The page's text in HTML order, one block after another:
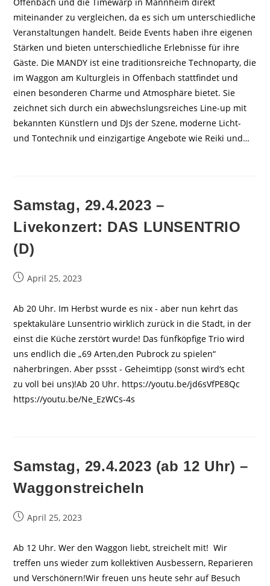
miteinander zu vergleichen, da es sich um unterschiedliche
Veranstaltungen handelt. Beide Events haben ihre eigenen
Stärken und bieten unterschiedliche Erlebnisse für ihre
Gäste. Die MANDY ist eine traditionsreiche Technoparty, die
im Waggon am Kulturgleis in Offenbach stattfindet und
einen besonderen Charme und Atmosphäre bietet. Sie
zeichnet sich durch ein abwechslungsreiches Line-up mit
bekannten Künstlern und DJs der Szene, moderne Licht-
und Tontechnik und einzigartige Angebote wie Reiki und…
Samstag, 29.4.2023 –
Livekonzert: DAS LUNSENTRIO
(D)
BeitragApril 25, 2023
Ab 20 Uhr. Im Herbst wurde es nix - aber nun kehrt das
spektakuläre Lunsentrio wirklich zurück in die Stadt, in der
einst die Küche zerstört wurde! Das fünfköpfige Trio wird
uns endlich die „69 Arten,den Pubrock zu spielen“
näherbringen. Aber pssst - Geheimtipp (sonst wird‘s echt
zu voll bei uns)!Ab 20 Uhr. https://youtu.be/jd6sVfPE8Qc
https://youtu.be/Ne_EzWCs-4s
Samstag, 29.4.2023 (ab 12 Uhr) –
Waggonstreicheln
BeitragApril 25, 2023
Ab 12 Uhr. Wer den Waggon liebt, streichelt mit! Wir
treffen uns wieder zum kollektiven Ausbessern, Reparieren
und Verschönern!Wir freuen uns heute sehr auf Besuch